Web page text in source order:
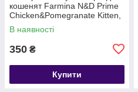
кошенят Farmina N&D Prime
Chicken&Pomegranate Kitten,
курка та гранат, 0.3 кг
В наявності
350 ₴
Купити